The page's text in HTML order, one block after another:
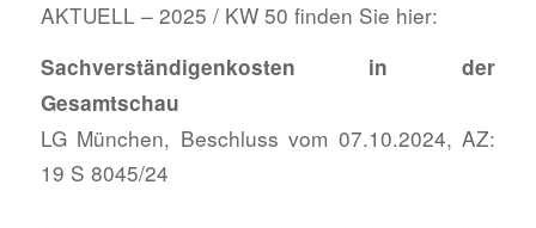
AKTUELL – 2025 / KW 50 finden Sie hier:
Sachverständigenkosten in der
Gesamtschau
LG München, Beschluss vom 07.10.2024, AZ:
19 S 8045/24